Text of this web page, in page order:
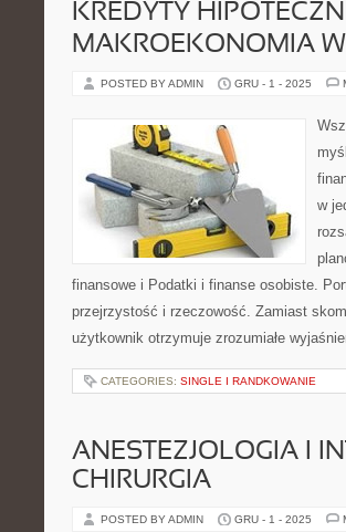
KREDYTY
MAKROEKONOMIA
POSTED BY ADMIN GRU - 1 - 2025
w
finansowe i Podatki i finanse osobiste.
przejrzystość i rzeczowość. Zamiast
użytkownik otrzymuje zrozumiałe
CATEGORIES: SINGLE I RANDKOWANIE
ANESTEZJOLOGIA I
CHIRURGIA
POSTED BY ADMIN GRU - 1 - 2025